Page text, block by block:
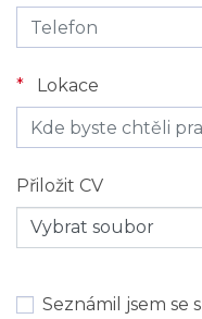
* Lokace
Přiložit CV
Vybrat soubor
Seznámil jsem se s